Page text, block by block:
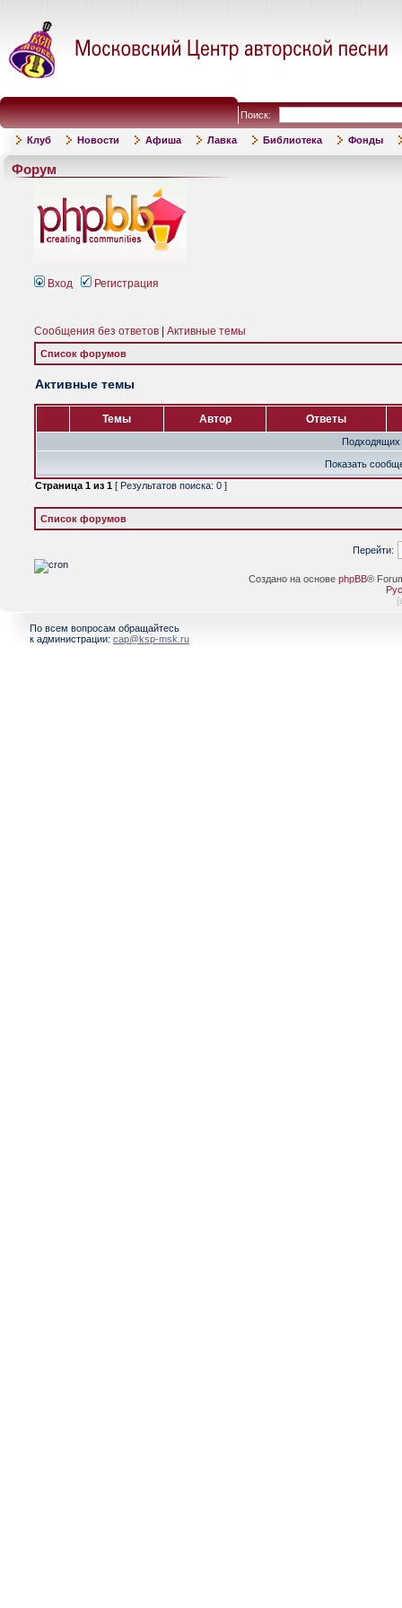
Поиск:
Клуб Новости Афиша Лавка Библиотека Фонды
Форум
Вход Регистрация
Сообщения без ответов Активные темы
Список форумов
Активные темы
Темы Автор Ответы
Подходящих
Показать
Страница 1 из 1 [ Результатов поиска: 0 ]
Список форумов
Перейти:
Создано на основе phpBB®
[
По всем вопросам обращайтесь
к администрации: cap@ksp-msk.ru